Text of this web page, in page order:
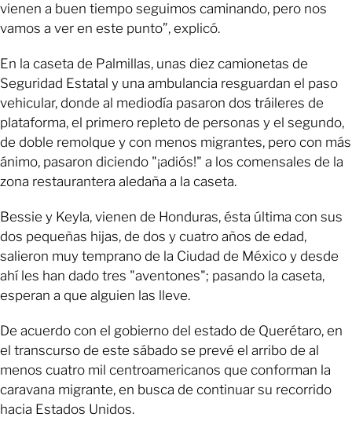
vienen a buen tiempo seguimos caminando, pero nos
vamos a ver en este punto”, explicó.
En la caseta de Palmillas, unas diez camionetas de
Seguridad Estatal y una ambulancia resguardan el paso
vehicular, donde al mediodía pasaron dos tráileres de
plataforma, el primero repleto de personas y el segundo,
de doble remolque y con menos migrantes, pero con más
ánimo, pasaron diciendo "¡adiós!" a los comensales de la
zona restaurantera aledaña a la caseta.
Bessie y Keyla, vienen de Honduras, ésta última con sus
dos pequeñas hijas, de dos y cuatro años de edad,
salieron muy temprano de la Ciudad de México y desde
ahí les han dado tres "aventones"; pasando la caseta,
esperan a que alguien las lleve.
De acuerdo con el gobierno del estado de Querétaro, en
el transcurso de este sábado se prevé el arribo de al
menos cuatro mil centroamericanos que conforman la
caravana migrante, en busca de continuar su recorrido
hacia Estados Unidos.